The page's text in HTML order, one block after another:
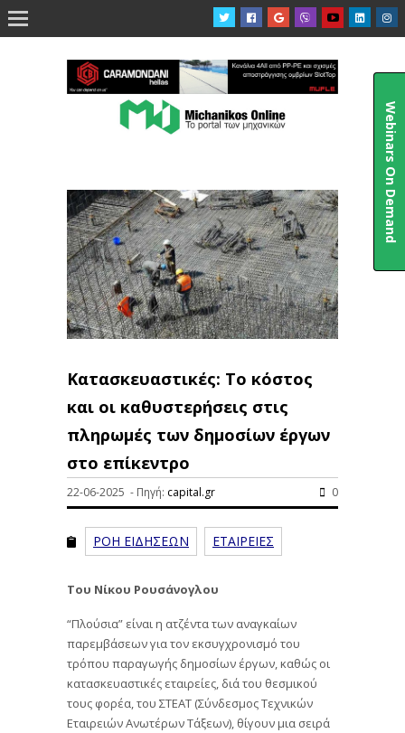

Κατασκευαστικές: Το κόστος
και οι καθυστερήσεις στις
πληρωμές των δημοσίων έργων
στο επίκεντρο
22-06-2025 - Πηγή: capital.gr 0
ΡΟΗ ΕΙΔΗΣΕΩΝ ΕΤΑΙΡΕΙΕΣ
Του Νίκου Ρουσάνογλου
“Πλούσια” είναι η ατζέντα των αναγκαίων
παρεμβάσεων για τον εκσυγχρονισμό του
τρόπου παραγωγής δημοσίων έργων, καθώς οι
κατασκευαστικές εταιρείες, διά του θεσμικού
τους φορέα, του ΣΤΕΑΤ (Σύνδεσμος Τεχνικών
Εταιρειών Ανωτέρων Τάξεων), θίγουν μια σειρά
Webinars On Demand